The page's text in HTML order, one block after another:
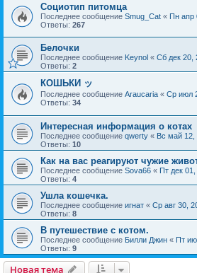
Социотип питомца
Последнее сообщение Smug_Cat « Пн апр
Ответы: 267
Белочки
Последнее сообщение Keynol « Сб дек 20,
Ответы: 2
КОШЬКИ ッ
Последнее сообщение Araucaria « Ср июл
Ответы: 34
Интересная информация о котах
Последнее сообщение qwerty « Вс май 12,
Ответы: 10
Как на вас реагируют чужие
Последнее сообщение Sova66 « Пт дек
Ответы: 4
Ушла кошечка.
Последнее сообщение игнат « Ср авг 30,
Ответы: 8
В путешествие с котом.
Последнее сообщение Билли Джин « Пт
Ответы: 9
Новая тема